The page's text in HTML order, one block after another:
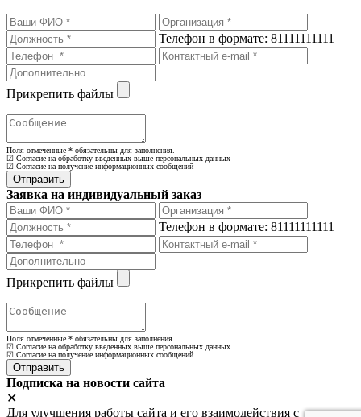
Телефон в формате: 81111111111
Прикрепить файлы
Поля отмеченные * обязательны для заполнения.
☑ Согласие на обработку введенных выше персональных данных
☑ Согласие на получение информационных сообщений
Заявка на индивидуальный заказ
Телефон в формате: 81111111111
Прикрепить файлы
Поля отмеченные * обязательны для заполнения.
☑ Согласие на обработку введенных выше персональных данных
☑ Согласие на получение информационных сообщений
Подписка на новости сайта
✕
Для улучшения работы сайта и его взаимодействия с